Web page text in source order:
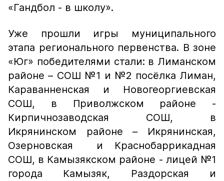
«Гандбол - в школу».
Уже прошли игры муниципального
этапа регионального первенства. В зоне
«Юг» победителями стали: в Лиманском
районе – СОШ №1 и №2 посёлка Лиман,
Караванненская и Новогеоргиевская
СОШ, в Приволжском районе -
Кирпичнозаводская СОШ, в
Икрянинском районе – Икрянинская,
Озерновская и Краснобаррикадная
СОШ, в Камызякском районе - лицей №1
города Камызяк, Раздорская и